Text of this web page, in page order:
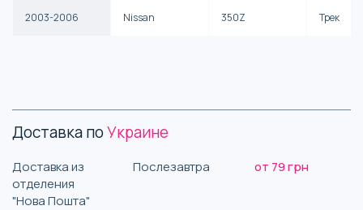
2003-2006 Nissan 350Z Трек
Доставка поУкраине
Доставка из
отделения
"Нова Пошта"
Послезавтра от 79 грн